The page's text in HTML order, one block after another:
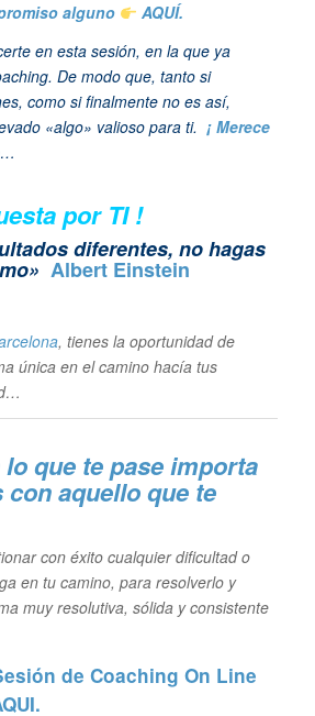
alguno
AQUÍ.
en esta sesión, en la que ya
De modo que, tanto si
como si finalmente no es así,
«algo» valioso para ti. ¡ Merece
por TI !
diferentes, no hagas
Albert Einstein
, tienes la oportunidad de
única en el camino hacía tus
que te pase importa
con aquello que te
con éxito cualquier dificultad o
en tu camino, para resolverlo y
muy resolutiva, sólida y consistente
de Coaching On Line